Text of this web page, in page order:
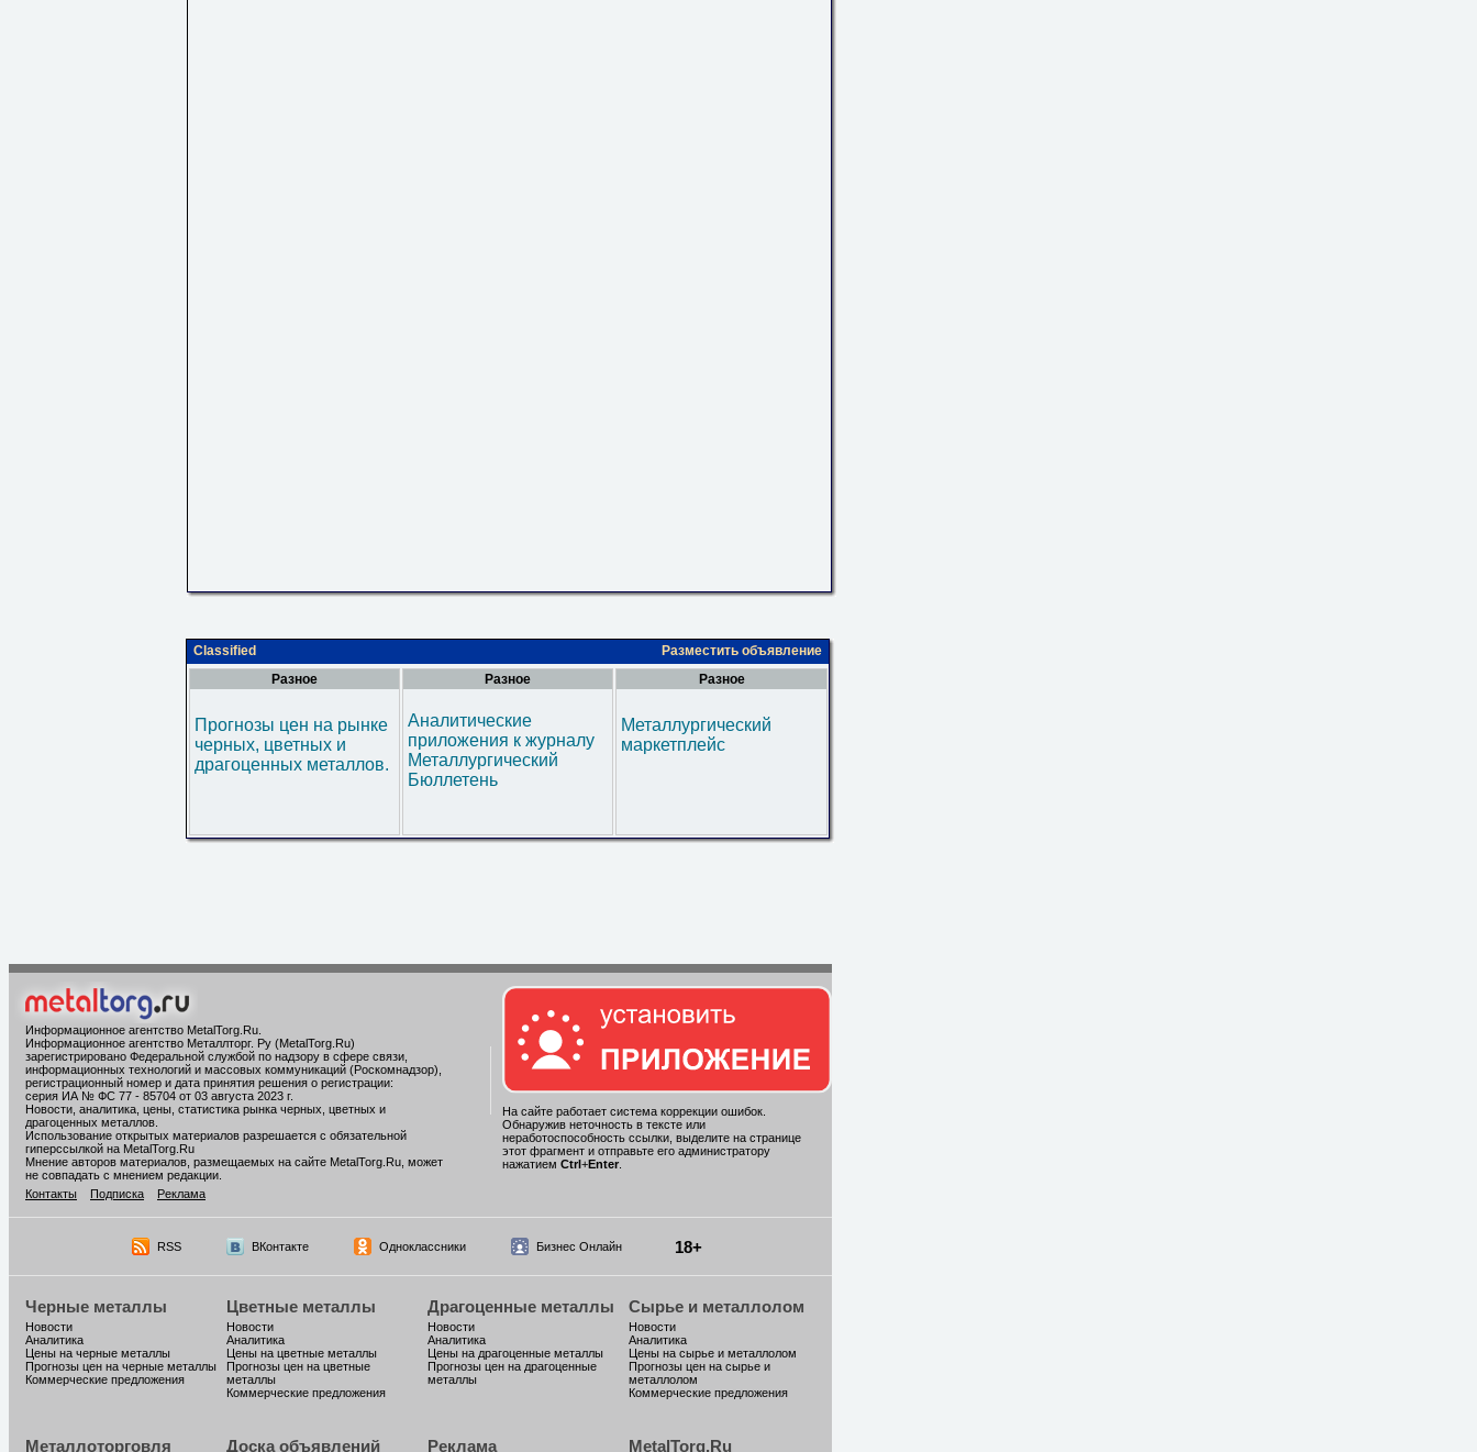
Classified
Разместить объявление
Разное
Прогнозы цен на рынке
черных, цветных и
драгоценных металлов.
Разное
Аналитические
приложения к журналу
Металлургический
Бюллетень
Разное
Металлургический
маркетплейс
Информационное агентство MetalTorg.Ru
Информационное агентство Металлторг. Ру (MetalTorg.Ru)
зарегистрировано Федеральной службой по надзору в сфере связи,
информационных технологий и массовых коммуникаций (Роскомнадзор),
регистрационный номер и дата принятия решения о регистрации:
серия ИА № ФС 77 - 85704 от 03 августа 2023 г.
Новости, аналитика, цены, статистика рынка черных, цветных и
драгоценных металлов.
Использование открытых материалов разрешается с обязательной
гиперссылкой на MetalTorg.Ru
Мнение авторов материалов, размещаемых на сайте MetalTorg.Ru, может
не совпадать с мнением редакции.
Контакты
Подписка Реклама
На сайте работает система коррекции ошибок.
Обнаружив неточность в тексте или
неработоспособность ссылки, выделите на странице
этот фрагмент и отправьте его администратору
нажатием Ctrl +Enter.
RSS ВКонтакте Одноклассники Бизнес Онлайн 18+
Черные металлы
Новости
Аналитика
Цены на черные металлы
Прогнозы цен на черные металлы
Коммерческие предложения
Цветные металлы
Новости
Аналитика
Цены на цветные металлы
Прогнозы цен на цветные
металлы
Коммерческие предложения
Драгоценные металлы
Новости
Аналитика
Цены на драгоценные металлы
Прогнозы цен на драгоценные
металлы
Сырье и металлолом
Новости
Аналитика
Цены на сырье и металлолом
Прогнозы цен на сырье и
металлолом
Коммерческие предложения
Металлоторговля Доска объявлений Реклама MetalTorg.Ru